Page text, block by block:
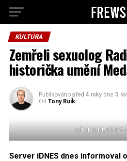
KULTURA
Zemřeli sexuolog
historička umění
Publikováno před 4 roky dne 3.
Od Tony Ruik
Zdroj: Egg, CC BY-
Server iDNES dnes informoval